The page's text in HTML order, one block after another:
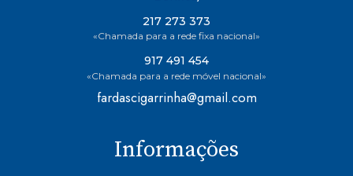
217 273 373
«Chamada para a rede fixa nacional»
917 491 454
«Chamada para a rede móvel nacional»
fardascigarrinha@gmail.com
Informações